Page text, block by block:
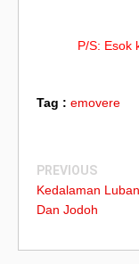
P/S: Esok
Tag : emovere
PREVIOUS
Kedalaman
Dan Jodoh